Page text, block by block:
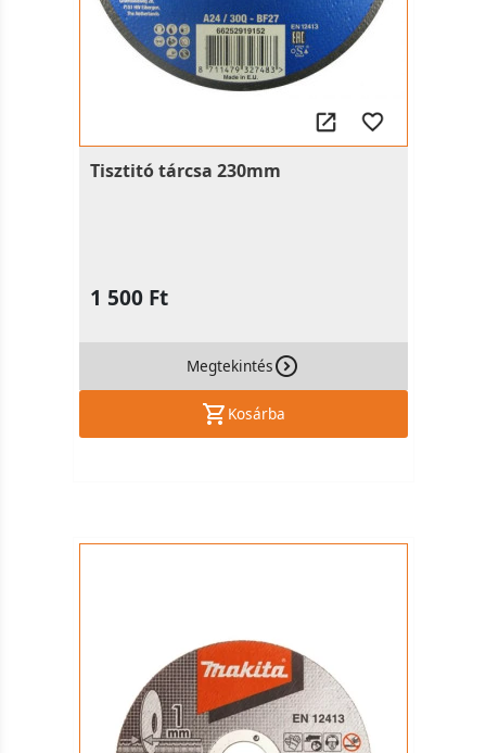
Tisztitó tárcsa 230mm
1 500 Ft
Megtekintés
Kosárba